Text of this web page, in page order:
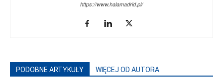
https://www.halamadrid.pl/
PODOBNE ARTYKUŁY WIĘCEJ OD AUTORA